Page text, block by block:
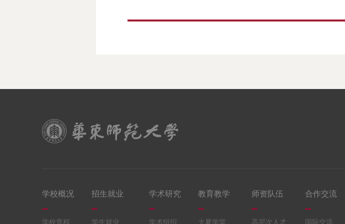
学校概况
学校章程
招生就业
学生就业
学术研究
学术组织
教育教学
大夏学堂
师资队伍
高层次人才
合作交流
国际交流